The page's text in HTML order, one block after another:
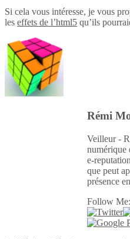
Si cela vous intéresse, je vous
les effets de l’html5 qu’ils
Rémi
Veilleur -
numérique
e-
que peut
présence
Follow Me: